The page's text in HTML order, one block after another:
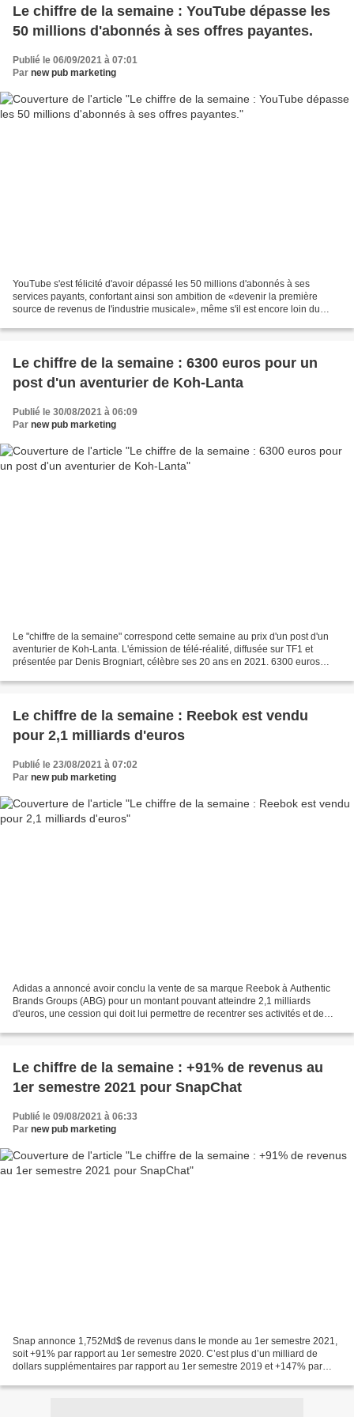
Le chiffre de la semaine : YouTube dépasse les
50 millions d'abonnés à ses offres payantes.
Publié le 06/09/2021 à 07:01
Par new pub marketing
YouTube s'est félicité d'avoir dépassé les 50 millions d'abonnés à ses
services payants, confortant ainsi son ambition de «devenir la première
source de revenus de l'industrie musicale», même s'il est encore loin du
Le chiffre de la semaine : 6300 euros pour un
post d'un aventurier de Koh-Lanta
Publié le 30/08/2021 à 06:09
Par new pub marketing
Le "chiffre de la semaine" correspond cette semaine au prix d'un post d'un
aventurier de Koh-Lanta. L'émission de télé-réalité, diffusée sur TF1 et
présentée par Denis Brogniart, célèbre ses 20 ans en 2021. 6300 euros
Le chiffre de la semaine : Reebok est vendu
pour 2,1 milliards d'euros
Publié le 23/08/2021 à 07:02
Par new pub marketing
Adidas a annoncé avoir conclu la vente de sa marque Reebok à Authentic
Brands Groups (ABG) pour un montant pouvant atteindre 2,1 milliards
d'euros, une cession qui doit lui permettre de recentrer ses activités et de
Le chiffre de la semaine : +91% de revenus au
1er semestre 2021 pour SnapChat
Publié le 09/08/2021 à 06:33
Par new pub marketing
Snap annonce 1,752Md$ de revenus dans le monde au 1er semestre 2021,
soit +91% par rapport au 1er semestre 2020. C’est plus d’un milliard de
dollars supplémentaires par rapport au 1er semestre 2019 et +147% par